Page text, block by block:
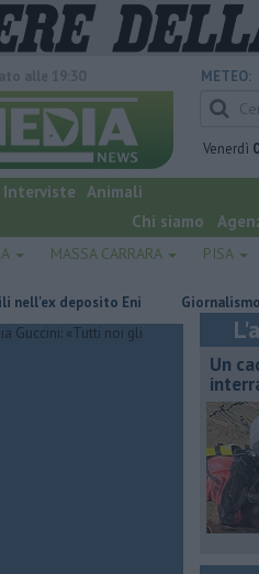
METEO:
Venerdì
Interviste Animali
Chi siamo
MASSA CARRARA PISA
deposito Eni Giornalismo in
Un